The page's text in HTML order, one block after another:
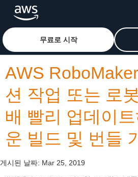
메인 콘텐츠로 건너뛰기Amazon Web Services 홈 페
무료로 시작
AWS
션 작업 또는 로
배 빨리 업데이
운 빌드 및 번들
게시된 날짜: Mar 25, 2019